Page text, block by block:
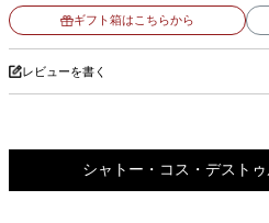
ギフト箱はこちらから
レビューを書く
シャトー・コス・デスト